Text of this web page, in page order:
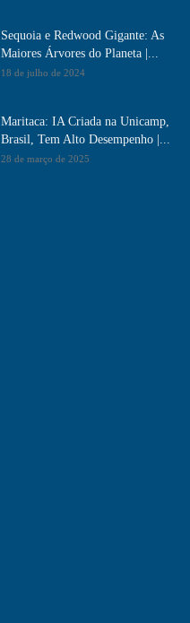
Sequoia e Redwood Gigante: As
Maiores Árvores do Planeta |...
18 de julho de 2024
Maritaca: IA Criada na Unicamp,
Brasil, Tem Alto Desempenho​ |...
28 de março de 2025